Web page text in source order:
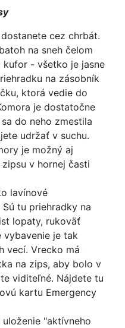
cez chrbát.
na sneh čelom
- všetko je jasne
na zásobník
ktorá vedie do
je dostatočne
do neho zmestila
udržať v suchu.
je možný aj
v hornej časti
lavínové
tu priehradky na
lopaty, rukoväť
vybavenie je tak
vecí. Vrecko má
na zips, aby bolo v
viditeľné. Nájdete tu
kartu Emergency
"aktívneho